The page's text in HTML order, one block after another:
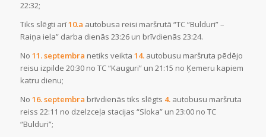
22:32;
Tiks slēgti arī10.a autobusa reisi maršrutā “TC “Bulduri” –
Raiņa iela”darba dienās 23:26 un brīvdienās 23:24.
No 11. septembra netiks veikta 14. autobusu maršruta pēdējo
reisu izpilde 20:30 no TC “Kauguri” un 21:15 no Ķemeru kapiem
katru dienu;
No 16. septembra brīvdienās tiks slēgts 4.autobusu maršruta
reiss 22:11 no dzelzceļa stacijas “Sloka”un 23:00 no TC
“Bulduri”;